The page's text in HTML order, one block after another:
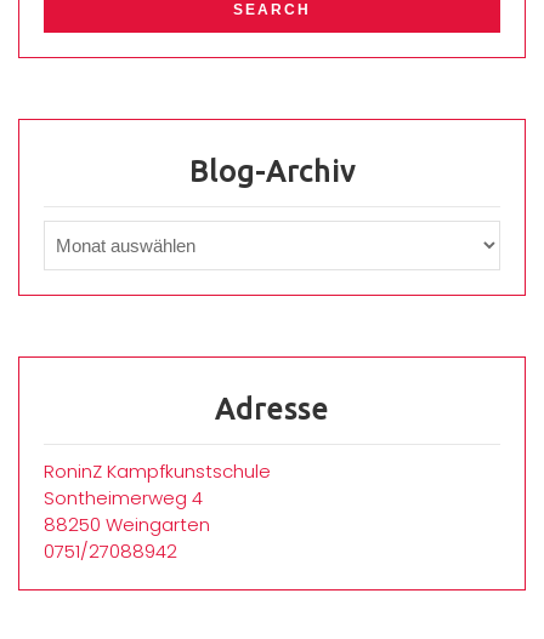
Blog-Archiv
Adresse
RoninZ Kampfkunstschule
Sontheimerweg 4
88250 Weingarten
0751/27088942